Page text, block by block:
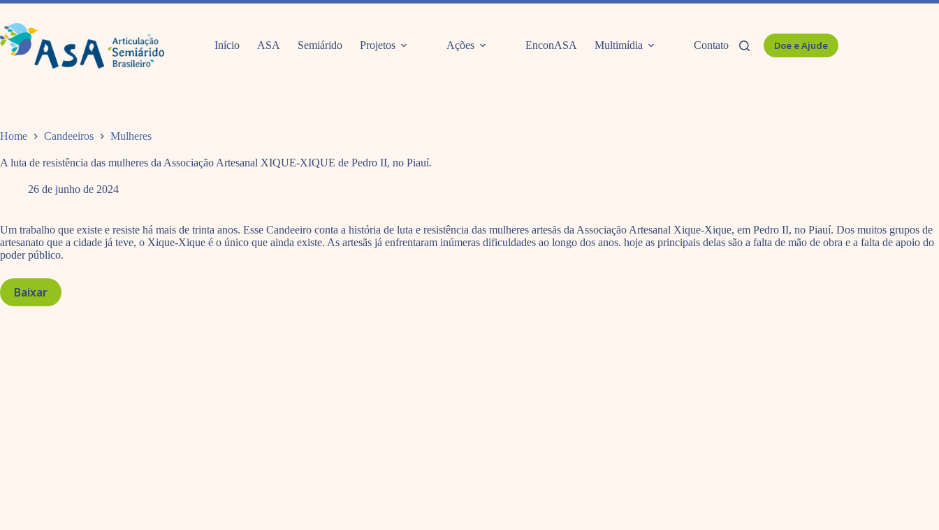
Pular
o
conteúdo
Início ASA Semiárido Projetos Ações EnconASA Multimídia Contato Doe e Ajude
Home Candeeiros Mulheres
A luta de resistência das mulheres da Associação Artesanal XIQUE-XIQUE de Pedro II, no Piauí.
26 de junho de 2024
Um trabalho que existe e resiste há mais de trinta anos. Esse Candeeiro conta a história de luta e resistência das mulheres artesãs da Associação Artesanal Xique-Xique, em Pedro II, no Piauí. Dos muitos grupos de
artesanato que a cidade já teve, o Xique-Xique é o único que ainda existe. As artesãs já enfrentaram inúmeras dificuldades ao longo dos anos. hoje as principais delas são a falta de mão de obra e a falta de apoio do
poder público.
Baixar